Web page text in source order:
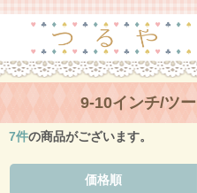
9-10インチ/ツ
7件の商品がございます。
価格順